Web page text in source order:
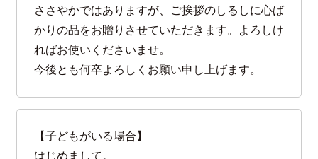
ささやかではありますが、ご挨拶のしるしに心ば
かりの品をお贈りさせていただきます。よろしけ
ればお使いくださいませ。
今後とも何卒よろしくお願い申し上げます。
【子どもがいる場合】
はじめまして。